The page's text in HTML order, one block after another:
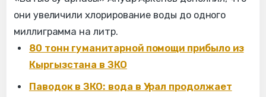
они увеличили хлорирование воды до одного
миллиграмма на литр.
80 тонн гуманитарной помощи прибыло из
Кыргызстана в ЗКО
Паводок в ЗКО: вода в Урал продолжает